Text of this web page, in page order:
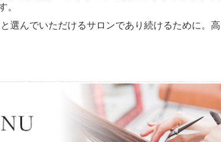
。
んでいただけるサロンであり続けるために。